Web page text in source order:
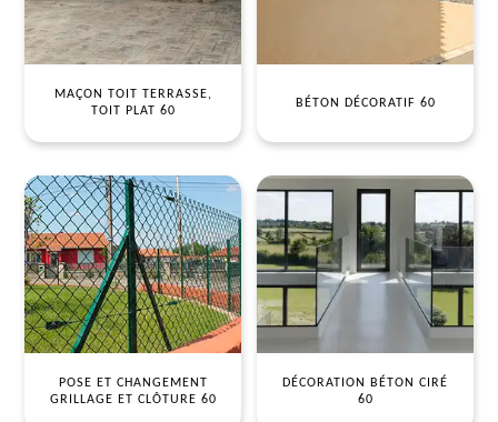
MAÇON TOIT TERRASSE,
TOIT PLAT 60
BÉTON DÉCORATIF 60
POSE ET CHANGEMENT
GRILLAGE ET CLÔTURE 60
DÉCORATION BÉTON CIRÉ
60